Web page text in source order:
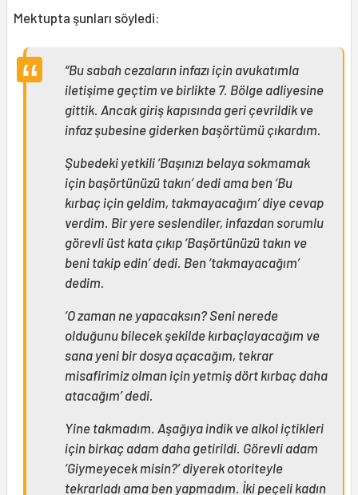
Mektupta şunları söyledi:
“Bu sabah cezaların infazı için avukatımla
iletişime geçtim ve birlikte 7. Bölge adliyesine
gittik. Ancak giriş kapısında geri çevrildik ve
infaz şubesine giderken başörtümü çıkardım.
Şubedeki yetkili ‘Başınızı belaya sokmamak
için başörtünüzü takın’ dedi ama ben ‘Bu
kırbaç için geldim, takmayacağım’ diye cevap
verdim. Bir yere seslendiler, infazdan sorumlu
görevli üst kata çıkıp ‘Başörtünüzü takın ve
beni takip edin’ dedi. Ben ‘takmayacağım’
dedim.
‘O zaman ne yapacaksın? Seni nerede
olduğunu bilecek şekilde kırbaçlayacağım ve
sana yeni bir dosya açacağım, tekrar
misafirimiz olman için yetmiş dört kırbaç daha
atacağım’ dedi.
Yine takmadım. Aşağıya indik ve alkol içtikleri
için birkaç adam daha getirildi. Görevli adam
‘Giymeyecek misin?’ diyerek otoriteyle
tekrarladı ama ben yapmadım. İki peçeli kadın